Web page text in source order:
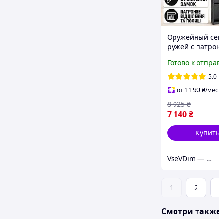
Оружейный
ружей с
сувальдный
полки для
140х40х30 см
Готово к
5.0
от 1190₴/мес
7 140₴
8 925 ₴
Купить
VseVDim — товари, що роблять життя простішим
1 2
Смотри